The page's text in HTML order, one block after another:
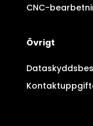
CNC-
Övrigt